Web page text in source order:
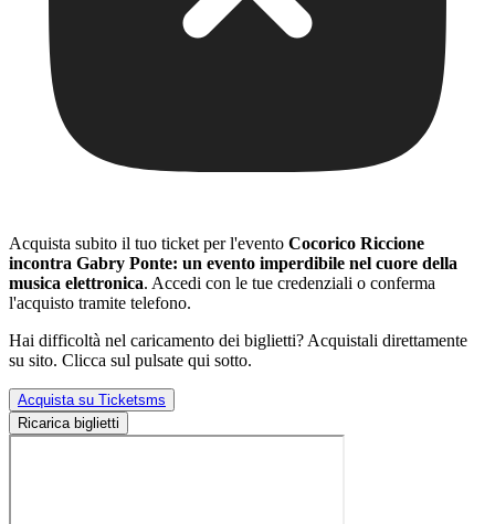
Acquista subito il tuo ticket per l'evento Cocorico Riccione
incontra Gabry Ponte: un evento imperdibile nel cuore della
musica elettronica. Accedi con le tue credenziali o conferma
l'acquisto tramite telefono.
Hai difficoltà nel caricamento dei biglietti? Acquistali direttamente
su sito. Clicca sul pulsate qui sotto.
Acquista su Ticketsms
Ricarica biglietti